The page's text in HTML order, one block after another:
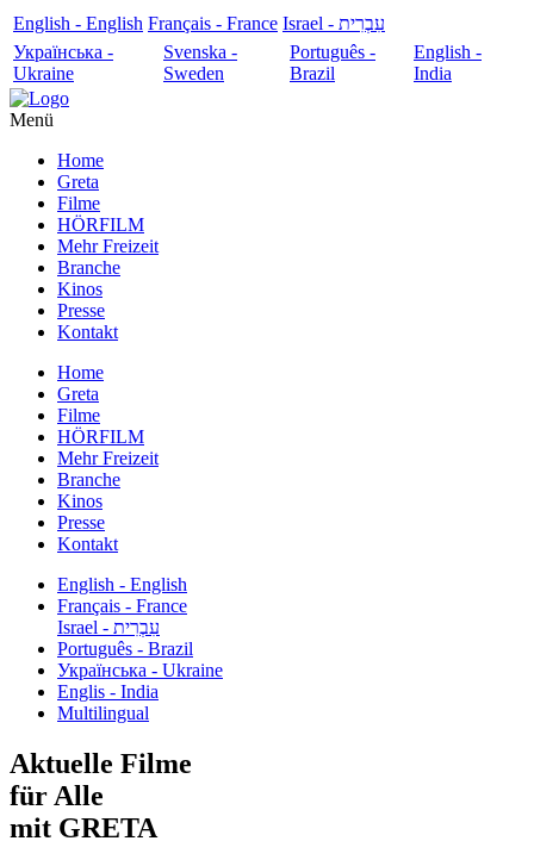
English - English Français - France
עִבְרִית - Israel
Українська -
Ukraine
Svenska -
Sweden
Português -
Brazil
English -
India
Menü
Home
Greta
Filme
HÖRFILM
Mehr Freizeit
Branche
Kinos
Presse
Kontakt
Home
Greta
Filme
HÖRFILM
Mehr Freizeit
Branche
Kinos
Presse
Kontakt
English - English
Français - France
עִבְרִית - Israel
Português - Brazil
Українська - Ukraine
Englis - India
Multilingual
Aktuelle Filme
für Alle
mit GRETA